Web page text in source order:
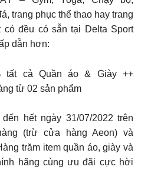
trang phục thể thao hay trang
có đều có sẵn tại Delta Sport
dẫn hơn:
tất cả Quần áo & Giày ++
từ 02 sản phẩm
hết ngày 31/07/2022 trên
(trừ cửa hàng Aeon) và
trăm item quần áo, giày và
hãng cùng ưu đãi cực hời